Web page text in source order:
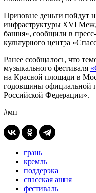
Призовые деньги пойдут
инфраструктуры XVI
башня», сообщили в
культурного центра
Ранее сообщалось, что
музыкального фестиваля
на Красной площади в
годовщины официальной
Российской Федерации».
#мп
грань
кремль
поддерэка
спасская ашня
фестиваль